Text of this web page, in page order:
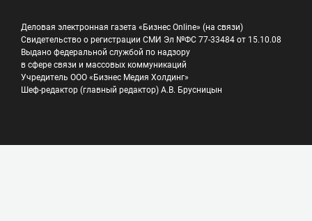
Деловая электронная газета «Бизнес Online» (на связи)
Свидетельство о регистрации СМИ Эл №ФС 77-33484 от 15.10.08
Выдано федеральной службой по надзору
в сфере связи и массовых коммуникаций
Учредитель ООО «Бизнес Медия Холдинг»
Шеф-редактор (главный редактор) А.В. Брусницын